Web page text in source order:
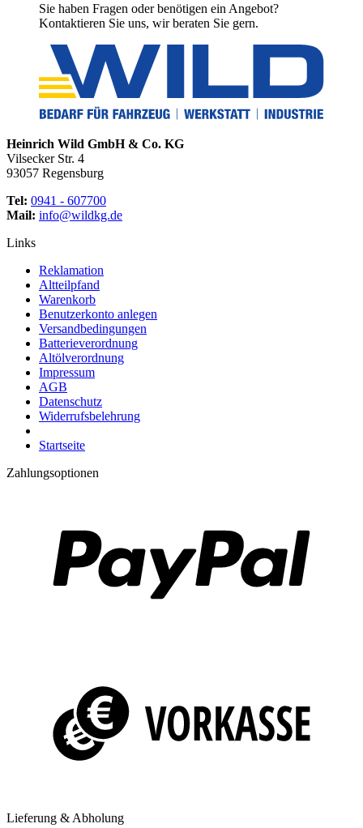
Sie haben Fragen oder benötigen ein Angebot?
Kontaktieren Sie uns, wir beraten Sie gern.
Heinrich Wild GmbH & Co. KG
Vilsecker Str. 4
93057 Regensburg
Tel: 0941 - 607700
Mail: info@wildkg.de
Links
Reklamation
Altteilpfand
Warenkorb
Benutzerkonto anlegen
Versandbedingungen
Batterieverordnung
Altölverordnung
Impressum
AGB
Datenschutz
Widerrufsbelehrung
Startseite
Zahlungsoptionen
Lieferung & Abholung